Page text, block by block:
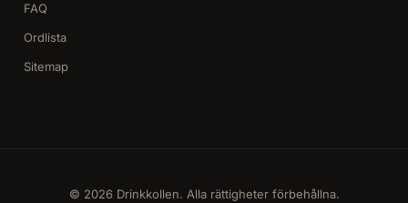
FAQ
Ordlista
Sitemap
© 2026 Drinkkollen. Alla rättigheter förbehållna.